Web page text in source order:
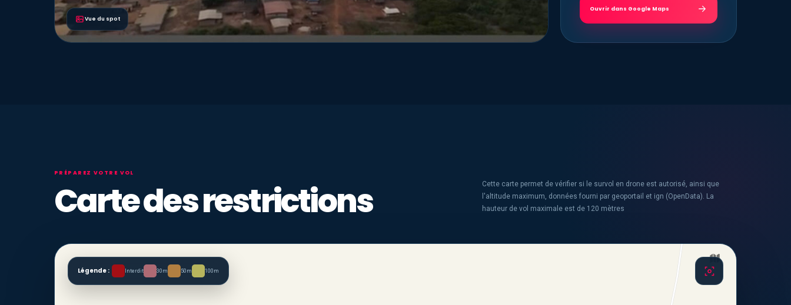
Vue du spot
Ouvrir dans Google Maps
PRÉPAREZ VOTRE VOL
Carte des restrictions
Cette carte permet de vérifier si le survol en drone est autorisé, ainsi que
l'altitude maximum, données fourni par geoportail et ign (OpenData). La
hauteur de vol maximale est de 120 mètres
Légende : Interdit 30m 50m 100m